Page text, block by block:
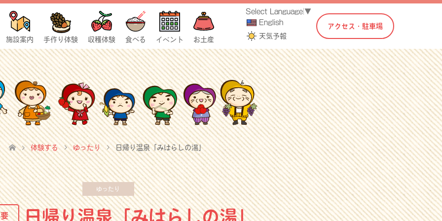
施設案内 手作り体験 収穫体験 食べる イベント お土産
Select Language ▼
English
天気予報
アクセス・駐車場
体験する ゆったり 日帰り温泉「みはらしの湯」
ゆったり
日帰り温泉「みはらしの湯」